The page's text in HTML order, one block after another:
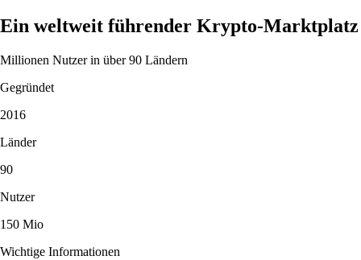
Ein weltweit führender Krypto-Marktplatz
Millionen Nutzer in über 90 Ländern
Gegründet
2016
Länder
90
Nutzer
150 Mio
Wichtige Informationen